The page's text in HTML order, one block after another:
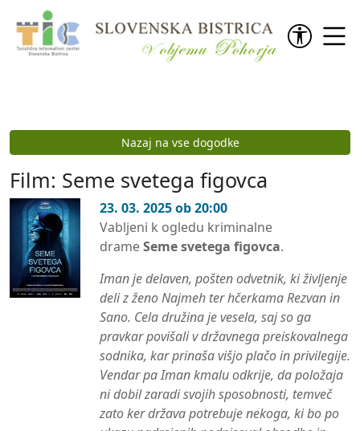
Preskoči na vsebino
Nazaj na vse dogodke
Film: Seme svetega figovca
23. 03. 2025 ob 20:00
Vabljeni k ogledu kriminalne
drameSeme svetega figovca.
Iman je delaven, pošten odvetnik, ki življenje
deli z ženo Najmeh ter hčerkama Rezvan in
Sano. Cela družina je vesela, saj so ga
pravkar povišali v državnega preiskovalnega
sodnika, kar prinaša višjo plačo in privilegije.
Vendar pa Iman kmalu odkrije, da položaja
ni dobil zaradi svojih sposobnosti, temveč
zato ker država potrebuje nekoga, ki bo po